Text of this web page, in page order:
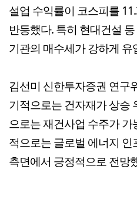
설업 수익률이 코스피를
반등했다. 특히 현대건설
기관의 매수세가 강하게 유
김선미 신한투자증권 연구
기적으로는 건자재가 상승
으로는 재건사업 수주가
적으로는 글로벌 에너지
측면에서 긍정적으로 전망